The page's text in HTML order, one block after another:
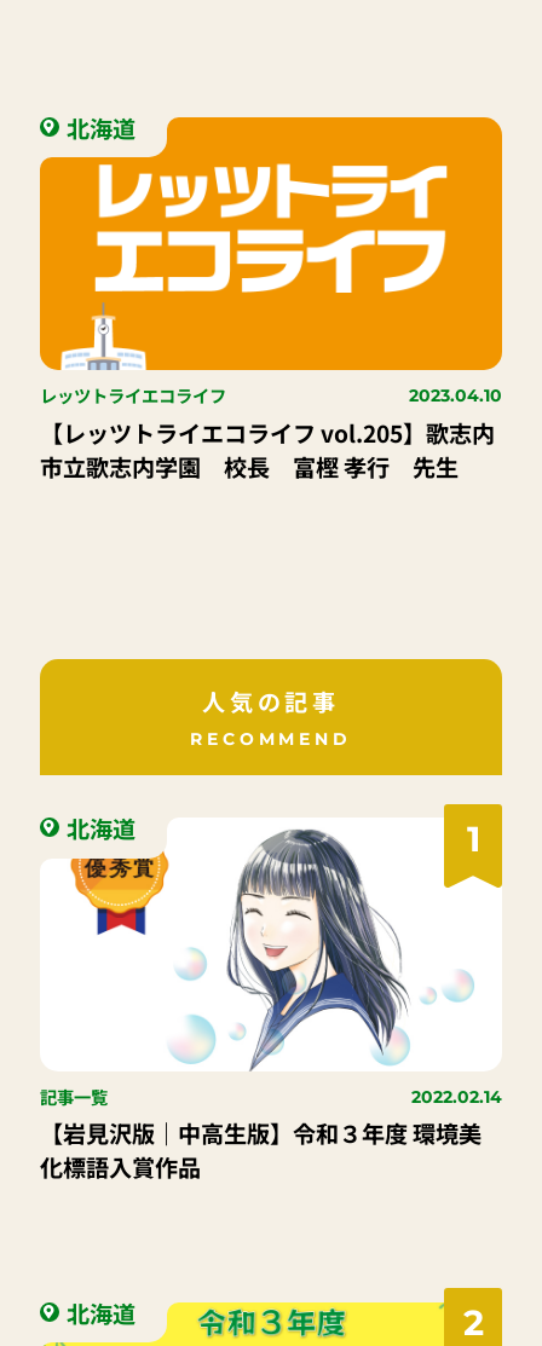
北海道
レッツトライエコライフ 2023.04.10
【レッツトライエコライフ vol.205】歌志内
市立歌志内学園 校長 富樫 孝行 先生
人気の記事
RECOMMEND
1
北海道
記事一覧 2022.02.14
【岩見沢版｜中高生版】令和３年度 環境美
化標語入賞作品
2
北海道